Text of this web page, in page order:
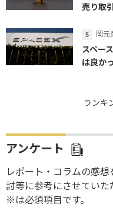
売り取
岡元
スペー
は良か
ランキ
アンケート
レポート・コラムの感
討等に参考にさせていた
※は必須項目です。